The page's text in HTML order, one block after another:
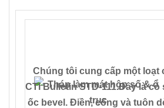
Chúng tôi cung cấp một loạt
CTI Bulletin STD-111.Đây là
ốc bevel. Điền, cống và tuôn